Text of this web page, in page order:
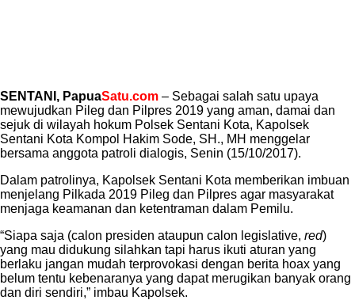
SENTANI, PapuaSatu.com – Sebagai salah satu upaya
mewujudkan Pileg dan Pilpres 2019 yang aman, damai dan
sejuk di wilayah hokum Polsek Sentani Kota, Kapolsek
Sentani Kota Kompol Hakim Sode, SH., MH menggelar
bersama anggota patroli dialogis, Senin (15/10/2017).
Dalam patrolinya, Kapolsek Sentani Kota memberikan imbuan
menjelang Pilkada 2019 Pileg dan Pilpres agar masyarakat
menjaga keamanan dan ketentraman dalam Pemilu.
“Siapa saja (calon presiden ataupun calon legislative, red)
yang mau didukung silahkan tapi harus ikuti aturan yang
berlaku jangan mudah terprovokasi dengan berita hoax yang
belum tentu kebenaranya yang dapat merugikan banyak orang
dan diri sendiri,” imbau Kapolsek.